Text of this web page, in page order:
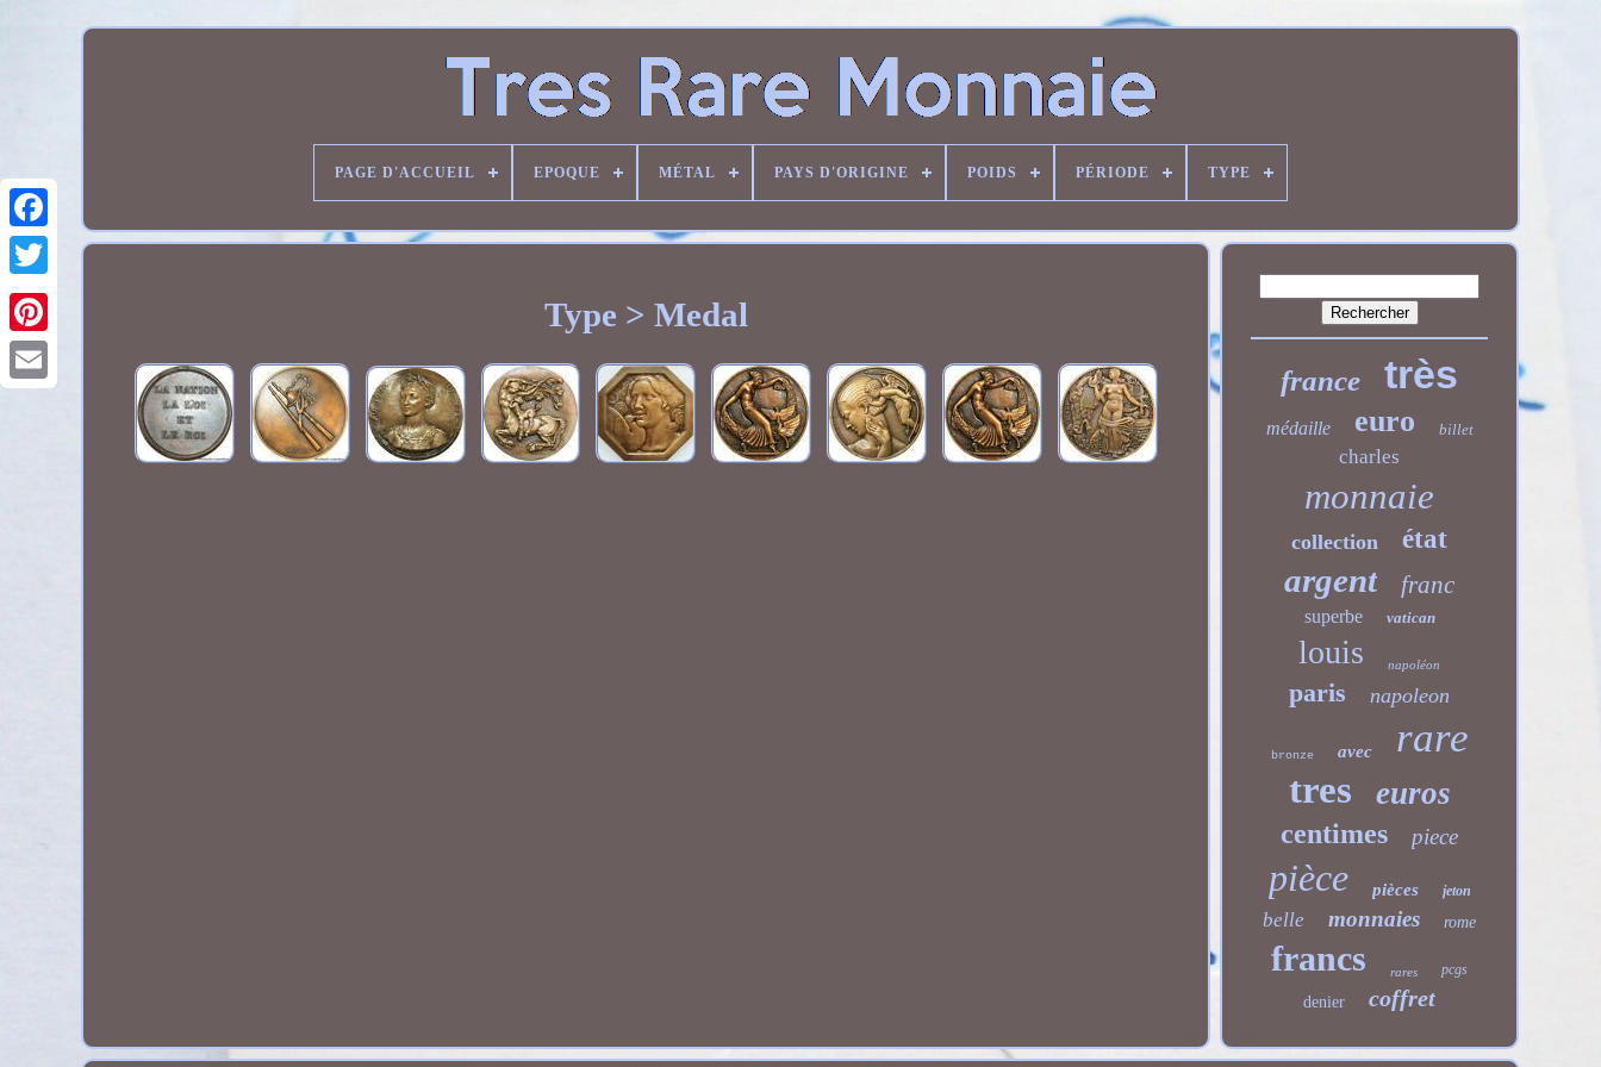
PAGE D'ACCUEIL EPOQUE MÉTAL PAYS D'ORIGINE POIDS PÉRIODE TYPE
Type > Medal
france très
médaille euro billet
charles
monnaie
collection état
argent franc
superbe vatican
louis napoléon
paris napoleon
bronze avec rare
tres euros
centimes piece
pièce pièces jeton
belle monnaies rome
francs rares pcgs
denier coffret